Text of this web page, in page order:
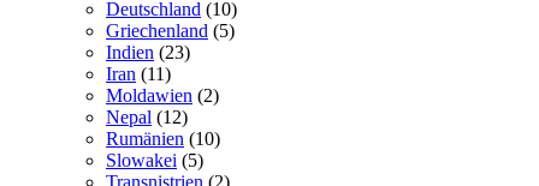
Deutschland (10)
Griechenland (5)
Indien (23)
Iran (11)
Moldawien (2)
Nepal (12)
Rumänien (10)
Slowakei (5)
Transnistrien (2)